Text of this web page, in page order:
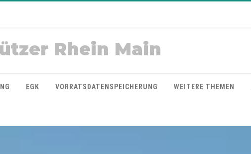
Rhein Main
EGK VORRATSDATENSPEICHERUNG WEITERE THEMEN